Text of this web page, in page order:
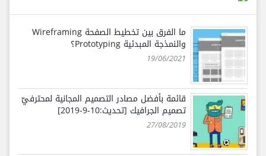
ما الفرق بين تخطيط الصفحة Wireframing
والنمذجة المبدئية Prototyping؟
19/06/2021
قائمة بأفضل مصادر التصميم المجانية لمحترفيّ
تصميم الجرافيك [تحديث:10-9-2019]
27/08/2019